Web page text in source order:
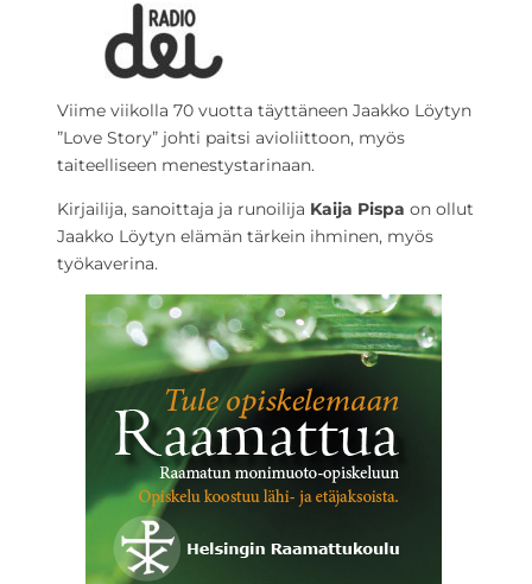
Viime viikolla 70 vuotta täyttäneen Jaakko Löytyn
”Love Story” johti paitsi avioliittoon, myös
taiteelliseen menestystarinaan.
Kirjailija, sanoittaja ja runoilija Kaija Pispa on ollut
Jaakko Löytyn elämän tärkein ihminen, myös
työkaverina.